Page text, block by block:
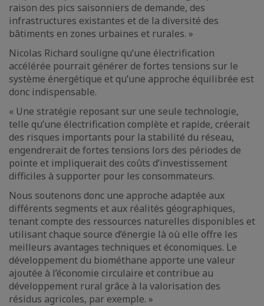
raison des pics saisonniers de demande, des
infrastructures existantes et de la diversité des
bâtiments en zones urbaines et rurales. »
Nicolas Richard souligne qu’une électrification
accélérée pourrait générer de fortes tensions sur le
système énergétique et qu’une approche équilibrée est
donc indispensable.
« Une stratégie reposant sur une seule technologie,
telle qu’une électrification complète et rapide, créerait
des risques importants pour la stabilité du réseau,
engendrerait de fortes tensions lors des périodes de
pointe et impliquerait des coûts d’investissement
difficiles à supporter pour les consommateurs.
Nous soutenons donc une approche adaptée aux
différents segments et aux réalités géographiques,
tenant compte des ressources naturelles disponibles et
utilisant chaque source d’énergie là où elle offre les
meilleurs avantages techniques et économiques. Le
développement du biométhane apporte une valeur
ajoutée à l’économie circulaire et contribue au
développement rural grâce à la valorisation des
résidus agricoles, par exemple. »